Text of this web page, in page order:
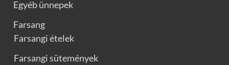
Egyéb ünnepek
Farsang
Farsangi ételek
Farsangi sütemények